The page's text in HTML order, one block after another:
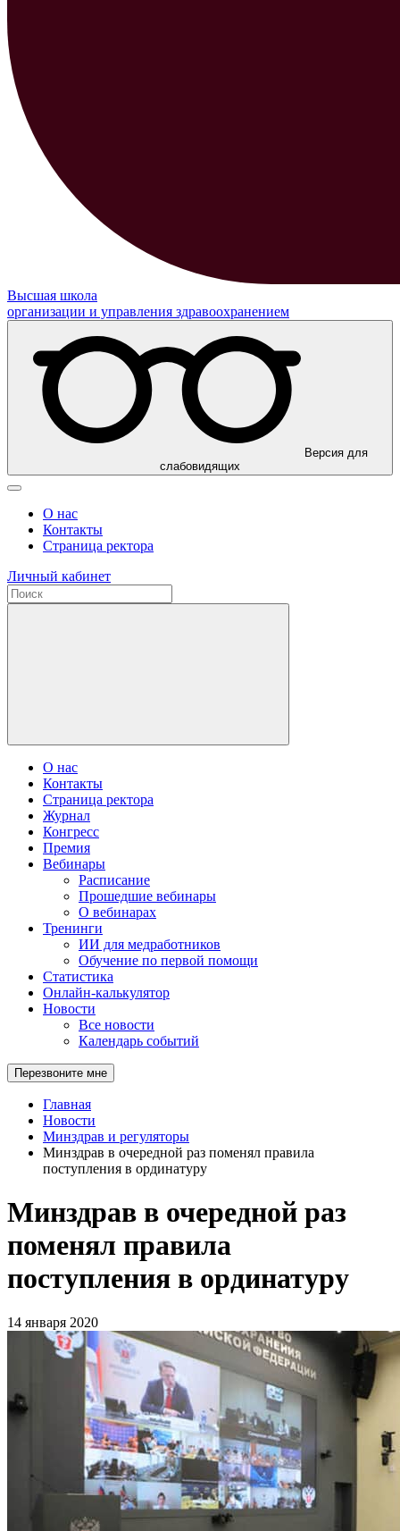
Высшая школа
организации и управления здравоохранением
Версия для
слабовидящих
О нас
Контакты
Страница ректора
Личный кабинет
О нас
Контакты
Страница ректора
Журнал
Конгресс
Премия
Вебинары
Расписание
Прошедшие вебинары
О вебинарах
Тренинги
ИИ для медработников
Обучение по первой помощи
Статистика
Онлайн-калькулятор
Новости
Все новости
Календарь событий
Перезвоните мне
Главная
Новости
Минздрав и регуляторы
Минздрав в очередной раз поменял правила
поступления в ординатуру
Минздрав в очередной раз
поменял правила
поступления в ординатуру
14 января 2020